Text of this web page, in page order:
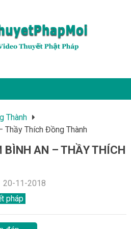
Thành
Thầy Thích Đồng Thành
BÌNH AN – THẦY THÍCH
20-11-2018
pháp